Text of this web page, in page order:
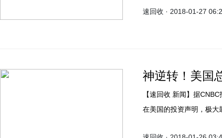
后台，打开秒表计时，
速回收 · 2018-01-27
神逆转！美国
【速回收 新闻】据CNBC报道，美国总统特朗普本周四接受采访时表示，苹果最近
在美国的投资声明，极